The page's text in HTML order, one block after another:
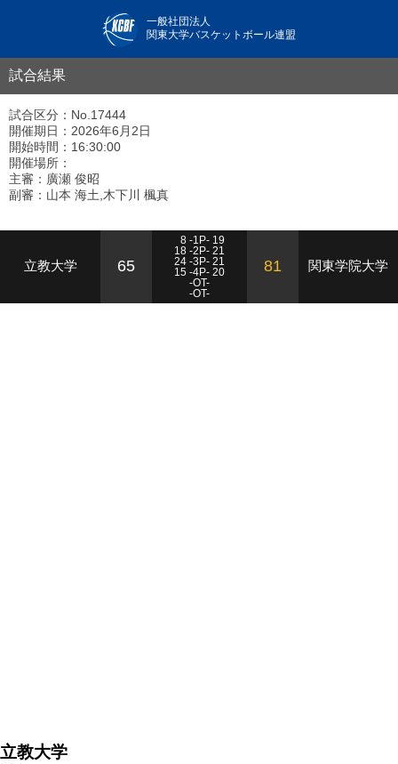
一般社団法人
関東大学バスケットボール連盟
試合結果
試合区分：No.17444
開催期日：2026年6月2日
開始時間：16:30:00
開催場所：
主審：廣瀬 俊昭
副審：山本 海土,木下川 楓真
立教大学 65
8 -1P- 19
18 -2P- 21
24 -3P- 21
15 -4P- 20
-OT-
-OT-
81 関東学院大学
立教大学